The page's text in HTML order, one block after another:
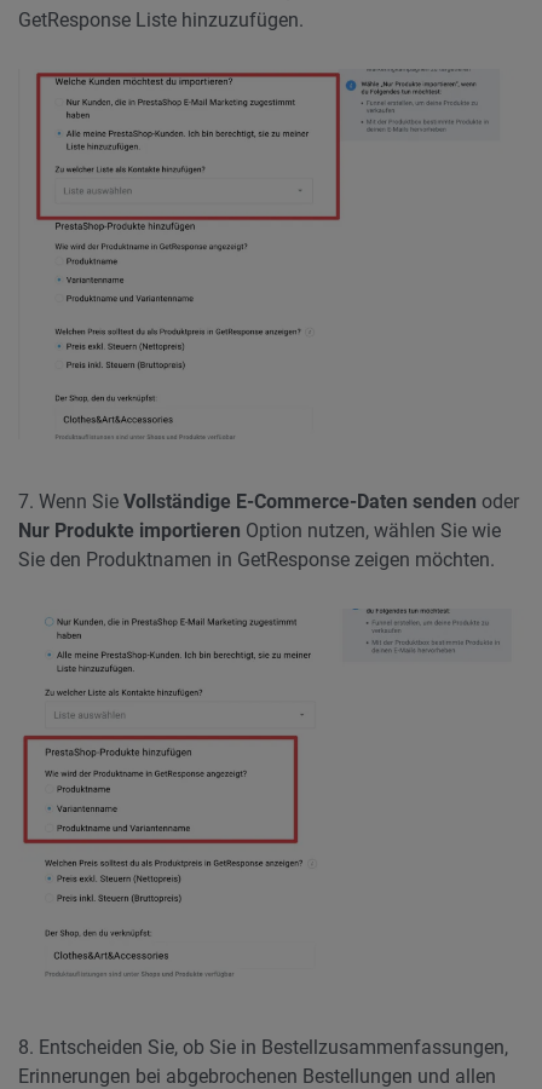
GetResponse Liste hinzuzufügen.
7. Wenn Sie Vollständige E-Commerce-Daten senden oder
Nur Produkte importieren Option nutzen, wählen Sie wie
Sie den Produktnamen in GetResponse zeigen möchten.
8. Entscheiden Sie, ob Sie in Bestellzusammenfassungen,
Erinnerungen bei abgebrochenen Bestellungen und allen